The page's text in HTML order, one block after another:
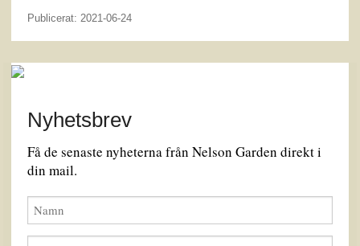
Publicerat: 2021-06-24
Nyhetsbrev
Få de senaste nyheterna från Nelson Garden direkt i
din mail.